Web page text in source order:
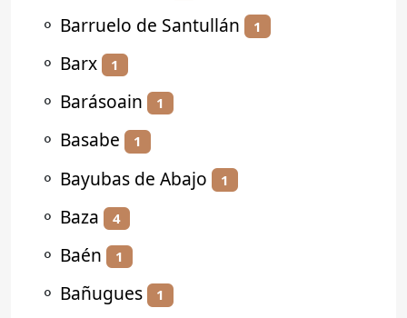
⚬ Barruelo de Santullán 1
⚬ Barx 1
⚬ Barásoain 1
⚬ Basabe 1
⚬ Bayubas de Abajo 1
⚬ Baza 4
⚬ Baén 1
⚬ Bañugues 1